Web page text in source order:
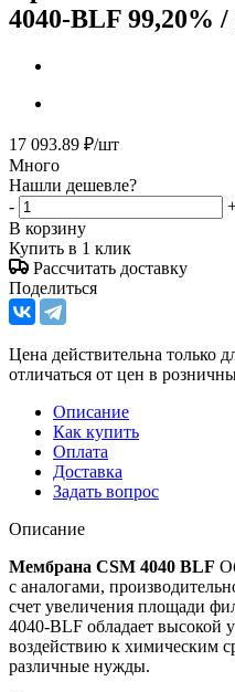
4040-BLF 99,20% /
17 093.89 ₽/шт
Много
Нашли дешевле?
-
В корзину
Купить в 1 клик
Рассчитать доставку
Поделиться
Цена действительна только
отличаться от цен в
Описание
Как купить
Оплата
Доставка
Задать вопрос
Описание
Мембрана CSM 4040 BLF
с аналогами,
счет увеличения площади
4040-BLF обладает высокой
воздействию к химическим
различные нужды.